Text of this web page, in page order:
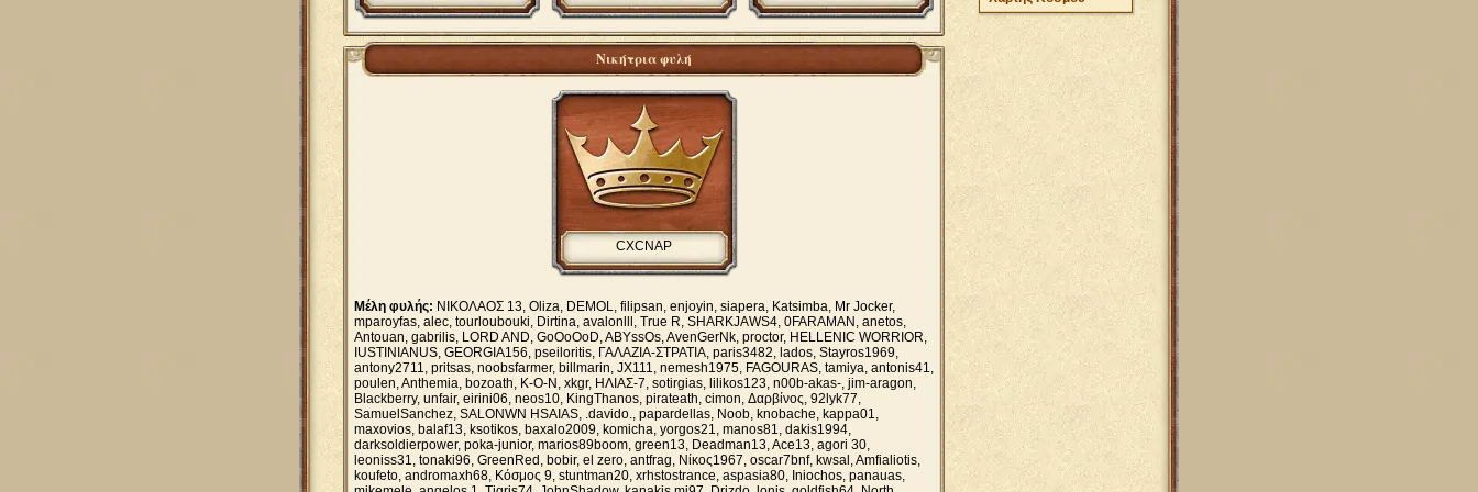
Νικήτρια φυλή
CXCNAP
Μέλη φυλής: ΝΙΚΟΛΑΟΣ 13, Oliza, DEMOL, filipsan, enjoyin, siapera, Katsimba, Mr Jocker,
mparoyfas, alec, tοurloubοuki, Dirtina, avalonlll, True R, SHARKJAWS4, 0FARAMAN, anetos,
Antouan, gabrilis, LORD AND, GoOoOoD, ABYssOs, AvenGerNk, proctor, HELLENIC WORRIOR,
IUSTINIANUS, GEORGIA156, pseiloritis, ΓΑΛΑΖΙΑ-ΣΤΡΑΤΙΑ, paris3482, lados, Stayros1969,
antony2711, pritsas, noobsfarmer, billmarin, JX111, nemesh1975, FAGOURAS, tamiya, antonis41,
poulen, Anthemia, bozoath, K-O-N, xkgr, ΗΛΙΑΣ-7, sotirgias, lilikos123, n00b-akas-, jim-aragon,
Blackberry, unfair, eirini06, neos10, KingThanos, pirateath, cimon, Δαρβίνος, 92lyk77,
SamuelSanchez, SALONWN HSAIAS, .davido., papardellas, Νοοb, knobache, kappa01,
maxovios, balaf13, ksotikos, baxalo2009, komicha, yorgos21, manos81, dakis1994,
darksoldierpower, poka-junior, marios89boom, green13, Deadman13, Ace13, agori 30,
leoniss31, tonaki96, GreenRed, bobir, el zero, antfrag, Νίκος1967, oscar7bnf, kwsal, Amfialiotis,
koufeto, andromaxh68, Κόσμος 9, stuntman20, xrhstostrance, aspasia80, Iniochos, panauas,